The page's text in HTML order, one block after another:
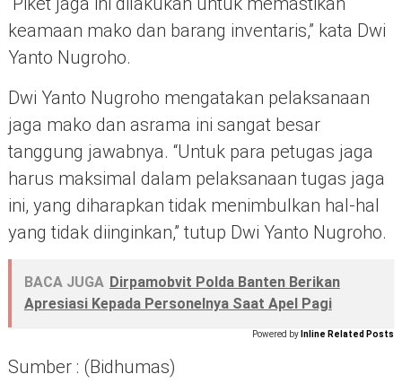
keamaan mako dan barang inventaris,” kata Dwi
Yanto Nugroho.
Dwi Yanto Nugroho mengatakan pelaksanaan
jaga mako dan asrama ini sangat besar
tanggung jawabnya. “Untuk para petugas jaga
harus maksimal dalam pelaksanaan tugas jaga
ini, yang diharapkan tidak menimbulkan hal-hal
yang tidak diinginkan,” tutup Dwi Yanto Nugroho.
BACA JUGA Dirpamobvit Polda Banten Berikan
Apresiasi Kepada Personelnya Saat Apel Pagi
Powered by Inline Related Posts
Sumber : (Bidhumas)